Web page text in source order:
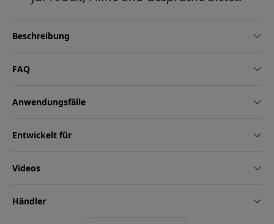
Beschreibung
FAQ
Anwendungsfälle
Entwickelt für
Videos
Händler